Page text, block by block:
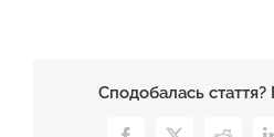
Сподобалась стаття?